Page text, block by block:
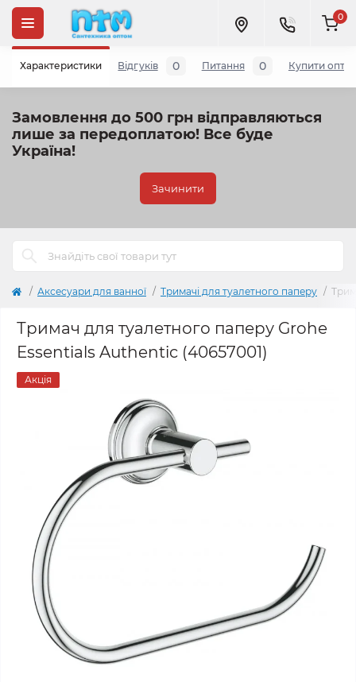
Замовлення до 500 грн відправляються
лише за передоплатою! Все буде
Україна!
Зачинити
0
Аксесуари для ванної Тримачі для туалетного паперу
Тримач для туалетного паперу Grohe
Essentials Authentic (40657001)
Акція
Характеристики Відгуків 0 Питання 0 Купити